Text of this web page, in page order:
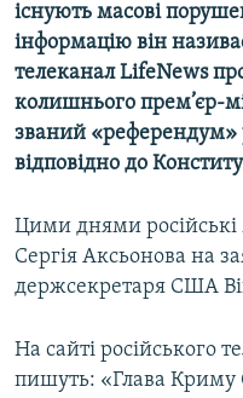
Усі сайти RFE/RL
існують масові
інформацію він
телеканалLifeNews
колишнього прем’єр-
званий
відповідно до
Цими днями російські
Сергія Аксьонова на
держсекретаря США
На сайті російського
пишуть: «Глава Криму